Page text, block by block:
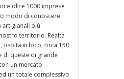
e oltre 1000 imprese
modo di conoscere
artigianali più
territorio. Realtà
ospita in loco, circa 150
di queste di grande
un mercato
un totale complessivo